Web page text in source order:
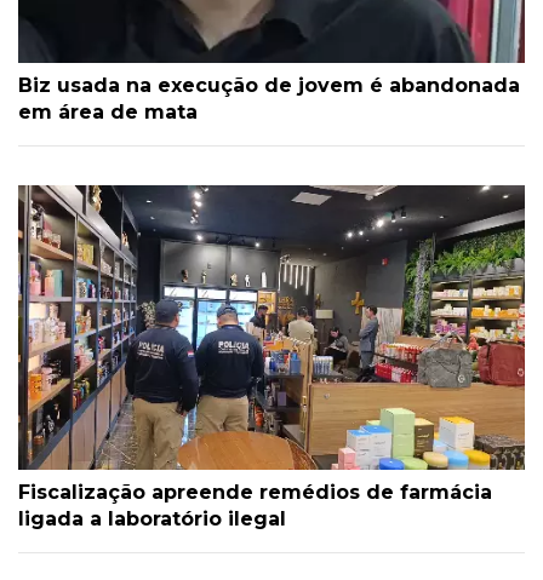
Biz usada na execução de jovem é abandonada
em área de mata
Fiscalização apreende remédios de farmácia
ligada a laboratório ilegal